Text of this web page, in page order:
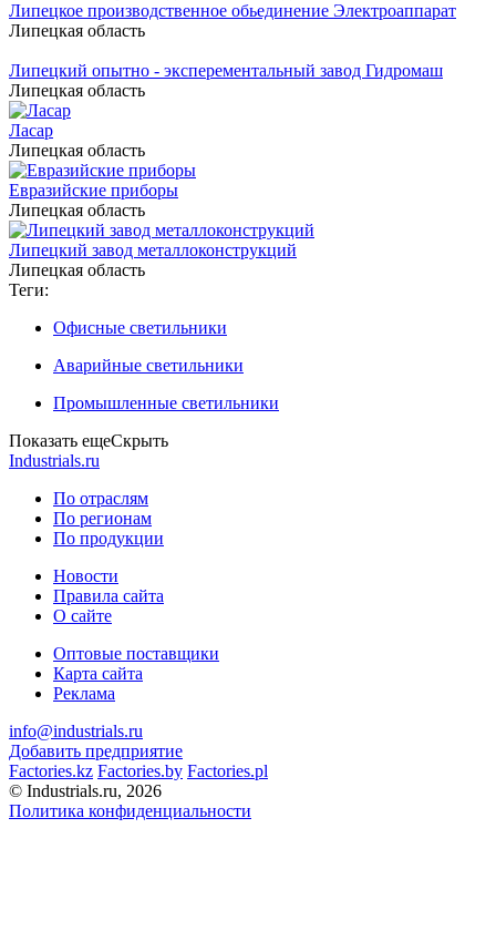
Липецкое производственное обьединение Электроаппарат
Липецкая область
Липецкий опытно - эксперементальный завод Гидромаш
Липецкая область
Ласар
Липецкая область
Евразийские приборы
Липецкая область
Липецкий завод металлоконструкций
Липецкая область
Теги:
Офисные светильники
Аварийные светильники
Промышленные светильники
Показать ещеСкрыть
Industrials.ru
По отраслям
По регионам
По продукции
Новости
Правила сайта
О сайте
Оптовые поставщики
Карта сайта
Реклама
info@industrials.ru
Добавить предприятие
Factories.kz Factories.by Factories.pl
© Industrials.ru, 2026
Политика конфиденциальности